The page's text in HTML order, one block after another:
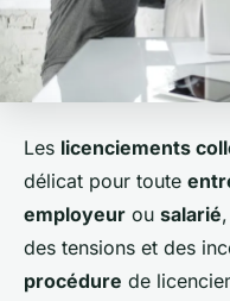
Les licenciements
délicat pour toute
employeur ou salarié
des tensions et des
procédure de